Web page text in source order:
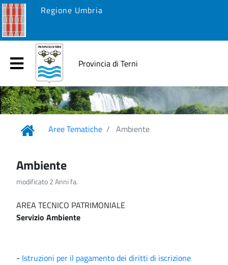
Regione Umbria
Provincia di Terni
Aree Tematiche Ambiente
Ambiente
modificato 2 Anni fa.
AREA TECNICO PATRIMONIALE
Servizio Ambiente
- Istruzioni per il pagamento dei diritti di iscrizione